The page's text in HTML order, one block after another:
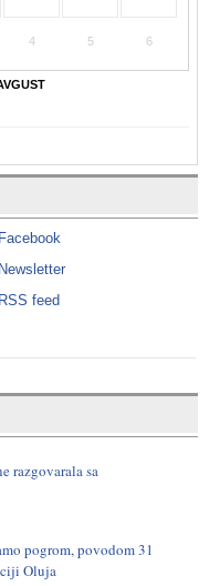
4 5 6
Facebook
Newsletter
RSS feed
razgovarala sa
pogrom, povodom 31
Oluja